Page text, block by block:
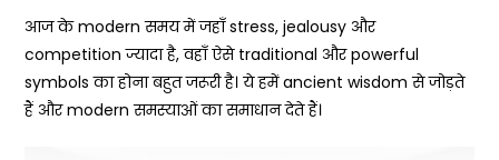
आज के modern समय में जहाँ stress, jealousy और
competition ज्यादा है, वहाँ ऐसे traditional और powerful
symbols का होना बहुत जरूरी है। ये हमें ancient wisdom से जोड़ते
हैं और modern समस्याओं का समाधान देते हैं।